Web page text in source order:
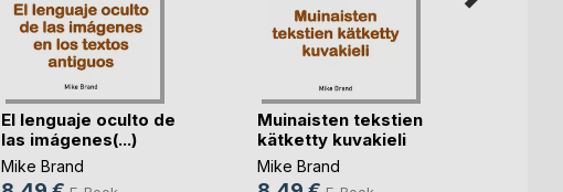
El lenguaje oculto de
las imágenes(...)
Mike Brand
Muinaisten tekstien
kätketty kuvakieli
Mike Brand